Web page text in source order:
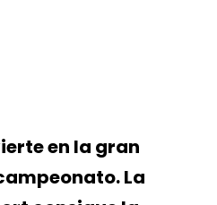
en la gran
La